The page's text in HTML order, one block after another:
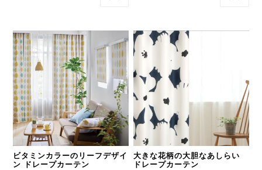
ビタミンカラーのリーフデザイ
ン ドレープカーテン
大きな花柄の大胆なあしらい
ドレープカーテン